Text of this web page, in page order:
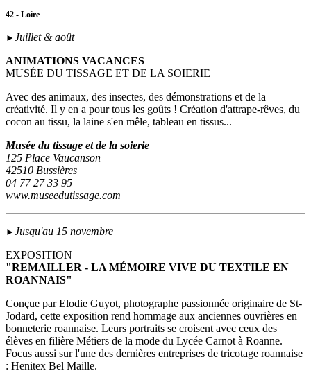
42 - Loire
► Juillet & août
ANIMATIONS VACANCES
MUSÉE DU TISSAGE ET DE LA SOIERIE
Avec des animaux, des insectes, des démonstrations et de la
créativité. Il y en a pour tous les goûts ! Création d'attrape-rêves, du
cocon au tissu, la laine s'en mêle, tableau en tissus...
Musée du tissage et de la soierie
125 Place Vaucanson
42510 Bussières
04 77 27 33 95
www.museedutissage.com
► Jusqu'au 15 novembre
EXPOSITION
"REMAILLER - LA MÉMOIRE VIVE DU TEXTILE EN
ROANNAIS"
Conçue par Elodie Guyot, photographe passionnée originaire de St-
Jodard, cette exposition rend hommage aux anciennes ouvrières en
bonneterie roannaise. Leurs portraits se croisent avec ceux des
élèves en filière Métiers de la mode du Lycée Carnot à Roanne.
Focus aussi sur l'une des dernières entreprises de tricotage roannaise
: Henitex Bel Maille.